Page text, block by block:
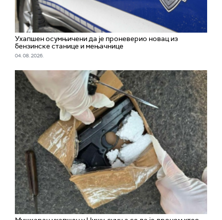
Ухапшен осумњичени да је проневерио новац из
бензинске станице и мењачнице
04. 08. 2026.